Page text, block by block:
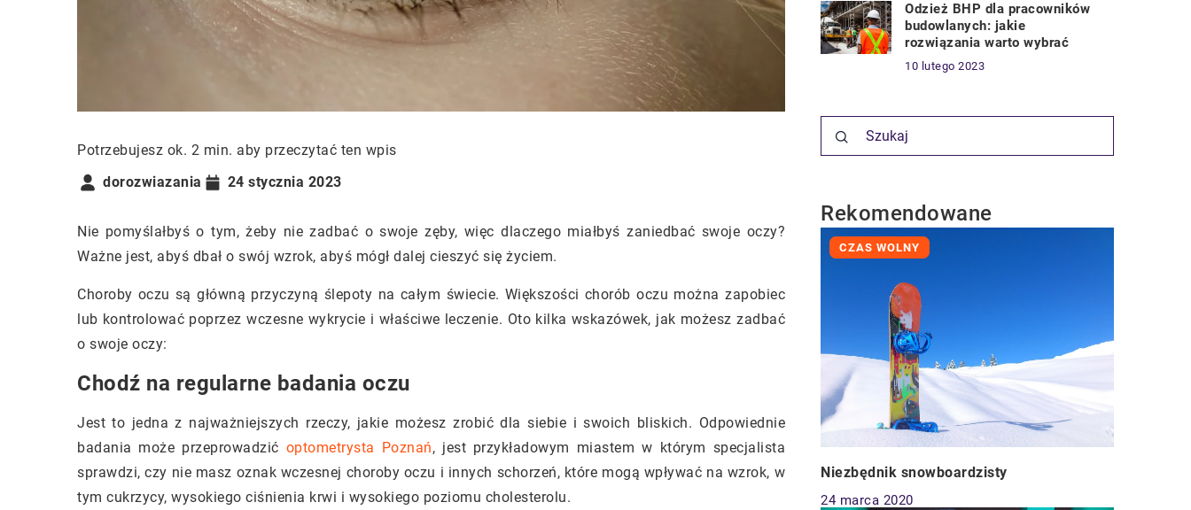
Potrzebujesz ok. 2 min. aby przeczytać ten wpis
dorozwiazania
24 stycznia 2023
Nie pomyślałbyś o tym, żeby nie zadbać o swoje zęby, więc dlaczego miałbyś zaniedbać swoje oczy?
Ważne jest, abyś dbał o swój wzrok, abyś mógł dalej cieszyć się życiem.
Choroby oczu są główną przyczyną ślepoty na całym świecie. Większości chorób oczu można zapobiec
lub kontrolować poprzez wczesne wykrycie i właściwe leczenie. Oto kilka wskazówek, jak możesz zadbać
o swoje oczy:
Chodź na regularne badania oczu
Jest to jedna z najważniejszych rzeczy, jakie możesz zrobić dla siebie i swoich bliskich. Odpowiednie
badania może przeprowadzić optometrysta Poznań, jest przykładowym miastem w którym specjalista
sprawdzi, czy nie masz oznak wczesnej choroby oczu i innych schorzeń, które mogą wpływać na wzrok, w
tym cukrzycy, wysokiego ciśnienia krwi i wysokiego poziomu cholesterolu.
Odzież BHP dla pracowników
budowlanych: jakie
rozwiązania warto wybrać
10 lutego 2023
Rekomendowane
CZAS WOLNY
Niezbędnik snowboardzisty
24 marca 2020